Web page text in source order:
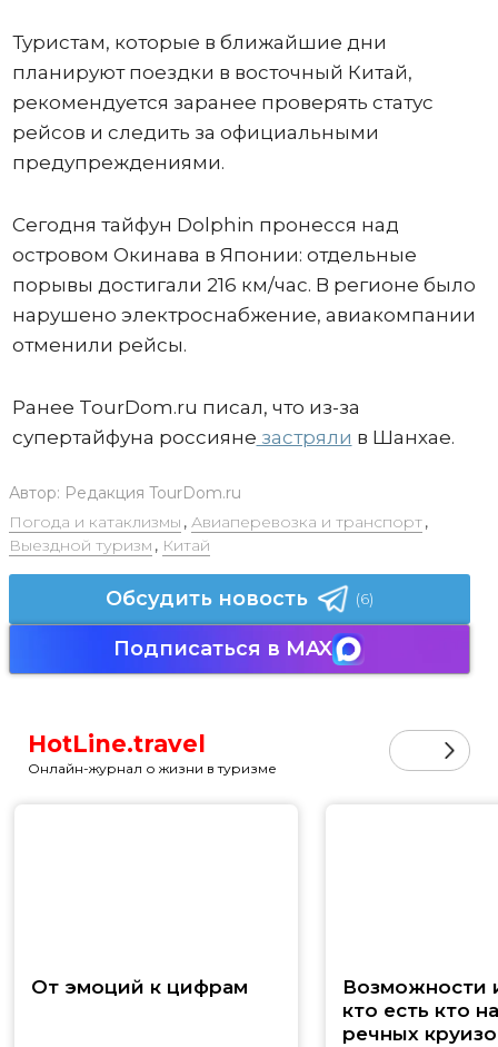
Туристам, которые в ближайшие дни
планируют поездки в восточный Китай,
рекомендуется заранее проверять статус
рейсов и следить за официальными
предупреждениями.
Сегодня тайфун Dolphin пронесся над
островом Окинава в Японии: отдельные
порывы достигали 216 км/час. В регионе было
нарушено электроснабжение, авиакомпании
отменили рейсы.
Ранее TourDom.ru писал, что из-за
супертайфуна россияне застряли в Шанхае.
Автор: Редакция TourDom.ru
Погода и катаклизмы , Авиаперевозка и транспорт,
Выездной туризм , Китай
Обсудить новость (6)
Подписаться в MAX
HotLine.travel
Онлайн-журнал о жизни в туризме
От эмоций к цифрам
Возможности
кто есть кто
речных